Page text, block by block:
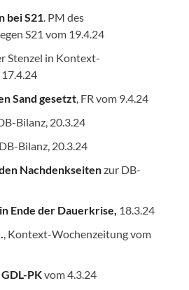
bei S21 . PM des
S21 vom 19.4.24
Stenzel in Kontext-
Sand gesetzt , FR vom 9.4.24
Bilanz, 20.3.24
Bilanz, 20.3.24
Nachdenkseitenzur DB-
Ende der Dauerkrise, 18.3.24
, Kontext-Wochenzeitung vom
PKvom 4.3.24